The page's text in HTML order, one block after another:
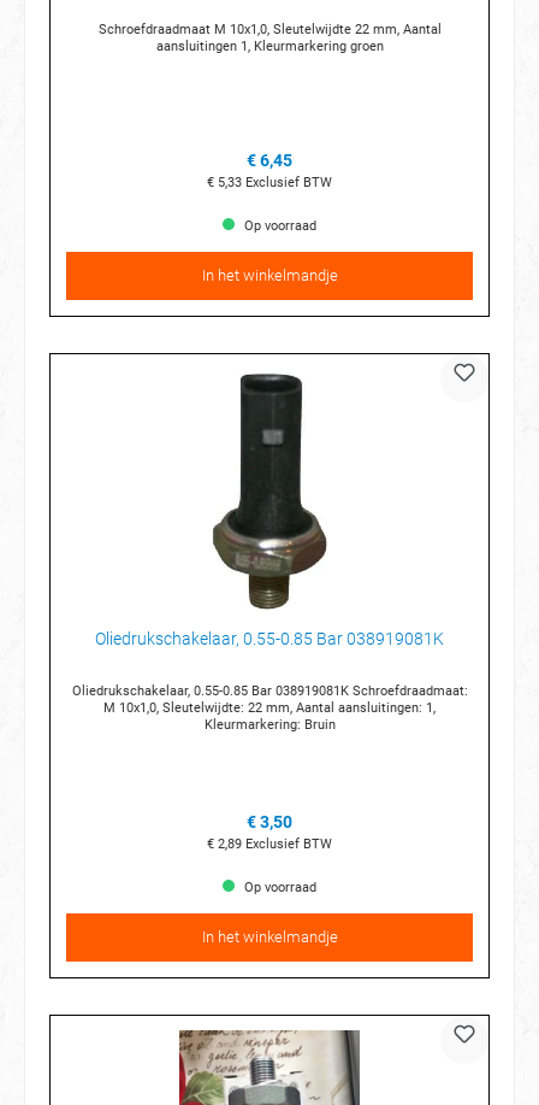
Schroefdraadmaat M 10x1,0, Sleutelwijdte 22 mm, Aantal
aansluitingen 1, Kleurmarkering groen
€ 6,45
€ 5,33 Exclusief BTW
Op voorraad
In het winkelmandje
Oliedrukschakelaar, 0.55-0.85 Bar 038919081K
Oliedrukschakelaar, 0.55-0.85 Bar 038919081K Schroefdraadmaat:
M 10x1,0, Sleutelwijdte: 22 mm, Aantal aansluitingen: 1,
Kleurmarkering: Bruin
€ 3,50
€ 2,89 Exclusief BTW
Op voorraad
In het winkelmandje